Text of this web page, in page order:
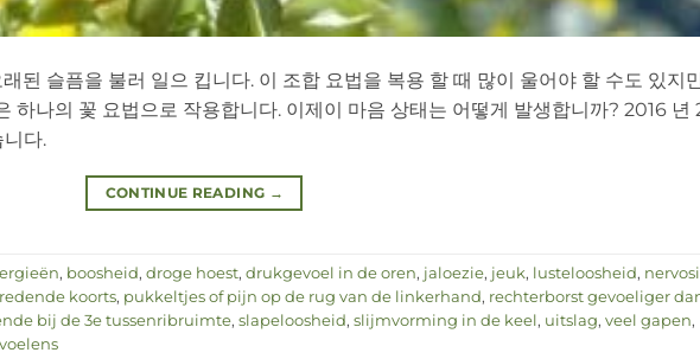
된 슬픔을 불러 일으 킵니다. 이 조합 요법을 복용 할 때 많이 울어야 할 수도 있지
하나의 꽃 요법으로 작용합니다. 이제이 마음 상태는 어떻게 발생합니까? 2016 년
다.
CONTINUE READING →
, boosheid, droge hoest, drukgevoel in de oren, jaloezie, jeuk, lusteloosheid,
koorts, pukkeltjes of pijn op de rug van de linkerhand, rechterborst gevoeliger
bij de 3e tussenribruimte, slapeloosheid, slijmvorming in de keel, uitslag, veel gapen,